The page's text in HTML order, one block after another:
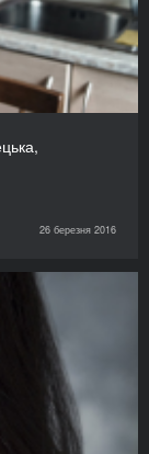
26 березня 2016